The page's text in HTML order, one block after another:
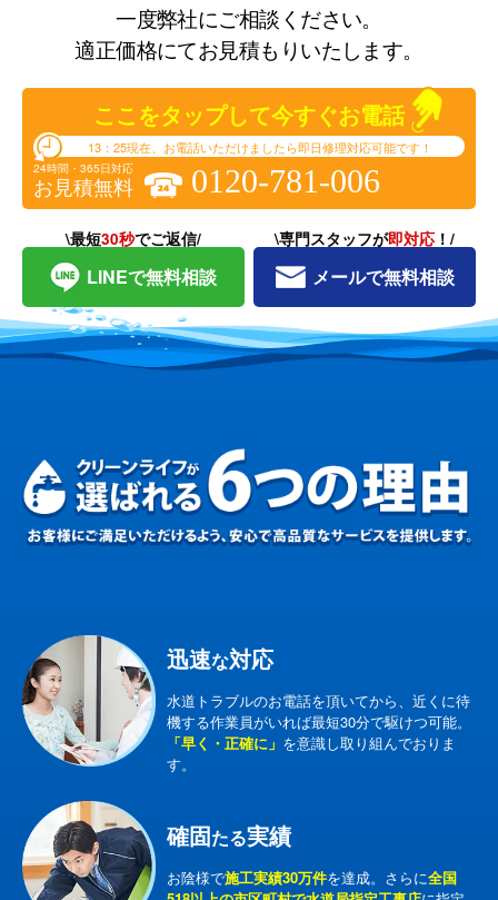
一度弊社にご相談ください。
適正価格にてお見積もりいたします。
ここをタップして今すぐお電話
13：25現在、お電話いただけましたら即日修理対応可能です！
24時間・365日対応
お見積無料 0120-781-006
LINEで無料相談
\最短30秒でご返信/
メールで無料相談
\専門スタッフが即対応 ！/
迅速な対応
水道トラブルのお電話を頂いてから、近くに待
機する作業員がいれば最短30分で駆けつ可能。
「早く・正確に」 を意識し取り組んでおりま
す。
確固たる実績
お陰様で施工実績30万件を達成。さらに全国